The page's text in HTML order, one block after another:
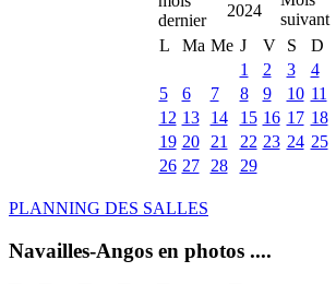
2024
L
Ma Me J V S
D
1
2 3
4
5
6 7 8 9 10 11
12 13 14 15 16 17 18
19 20 21 22 23 24 25
26 27 28 29
PLANNING DES SALLES
Navailles-Angos en photos ....